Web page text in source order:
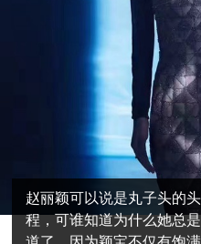
赵丽颖可以说是丸子头的
程，可谁知道为什么她总